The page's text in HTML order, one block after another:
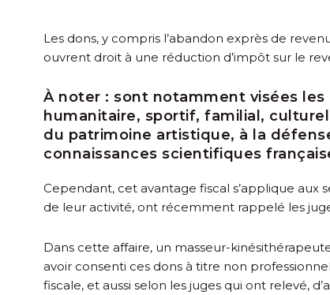
Les dons, y compris l’abandon exprès de
ouvrent droit à une réduction d’impôt sur le
À noter : sont notamment visées
humanitaire, sportif, familial,
du patrimoine artistique, à la
connaissances scientifiques
Cependant, cet avantage fiscal s’applique aux
de leur activité, ont récemment rappelé les
Dans cette affaire, un masseur-
avoir consenti ces dons à titre non
fiscale, et aussi selon les juges qui ont relevé,